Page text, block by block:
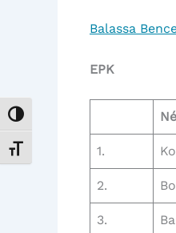
Nagy kontraszt váltása
Betűméret váltása
Balassa
EPK
1.
2.
3.